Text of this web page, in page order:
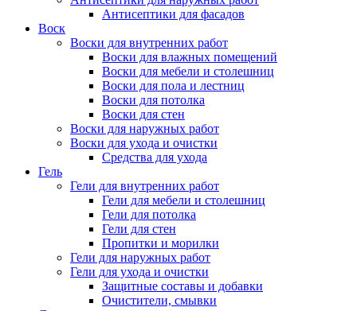
Антисептики для фасадов
Воск
Воски для внутренних работ
Воски для влажных помещений
Воски для мебели и столешниц
Воски для пола и лестниц
Воски для потолка
Воски для стен
Воски для наружных работ
Воски для ухода и очистки
Средства для ухода
Гель
Гели для внутренних работ
Гели для мебели и столешниц
Гели для потолка
Гели для стен
Пропитки и морилки
Гели для наружных работ
Гели для ухода и очистки
Защитные составы и добавки
Очистители, смывки